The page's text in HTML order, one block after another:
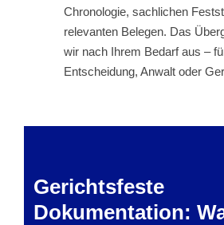
Chronologie, sachlichen
relevanten Belegen. Das
wir nach Ihrem Bedarf aus –
Entscheidung, Anwalt oder
Gerichtsfeste
Dokumentation: